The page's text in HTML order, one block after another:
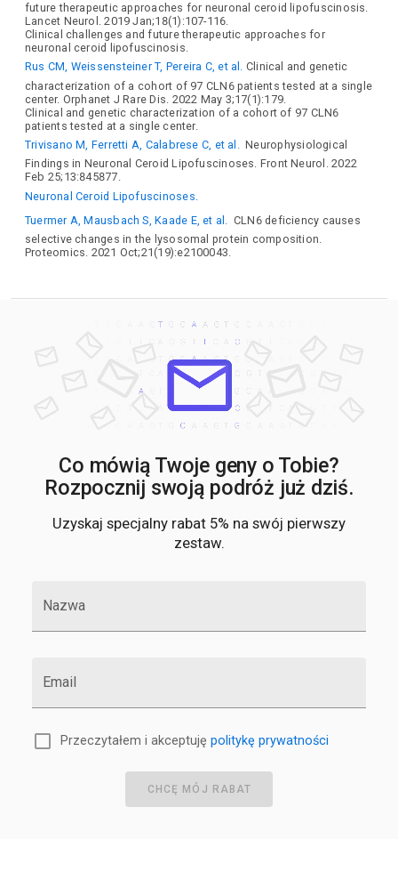
future therapeutic approaches for neuronal ceroid lipofuscinosis.
Lancet Neurol. 2019 Jan;18(1):107-116.
Clinical challenges and future therapeutic approaches for
neuronal ceroid lipofuscinosis.
Rus CM, Weissensteiner T, Pereira C, et al. Clinical and genetic
characterization of a cohort of 97 CLN6 patients tested at a single
center. Orphanet J Rare Dis. 2022 May 3;17(1):179.
Clinical and genetic characterization of a cohort of 97 CLN6
patients tested at a single center.
Trivisano M, Ferretti A, Calabrese C, et al.
Neurophysiological
Findings in Neuronal Ceroid Lipofuscinoses. Front Neurol. 2022
Feb 25;13:845877.
Neuronal Ceroid Lipofuscinoses.
Tuermer A, Mausbach S, Kaade E, et al. CLN6 deficiency causes
selective changes in the lysosomal protein composition.
Proteomics. 2021 Oct;21(19):e2100043.
Co mówią Twoje geny o Tobie?
Rozpocznij swoją podróż już dziś.
Uzyskaj specjalny rabat 5% na swój pierwszy
zestaw.
Nazwa
Email
Przeczytałem i akceptuję politykę prywatności
CHCĘ MÓJ RABAT